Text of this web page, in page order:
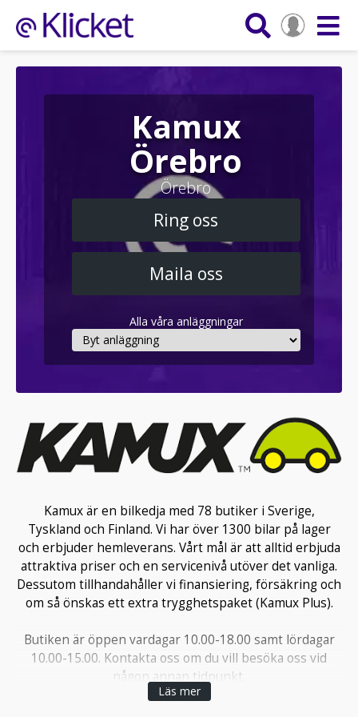
Kamux
Örebro
Örebro
Ring oss
Maila oss
Alla våra anläggningar
Kamux är en bilkedja med 78 butiker i Sverige,
Tyskland och Finland. Vi har över 1300 bilar på lager
och erbjuder hemleverans. Vårt mål är att alltid erbjuda
attraktiva priser och en servicenivå utöver det vanliga.
Dessutom tillhandahåller vi finansiering, försäkring och
om så önskas ett extra trygghetspaket (Kamux Plus).
Butiken är öppen vardagar 10.00-18.00 samt lördagar
10.00-15.00. Kontakta oss om du vill besöka oss vid
någon annan tidpunkt.
Läs mer